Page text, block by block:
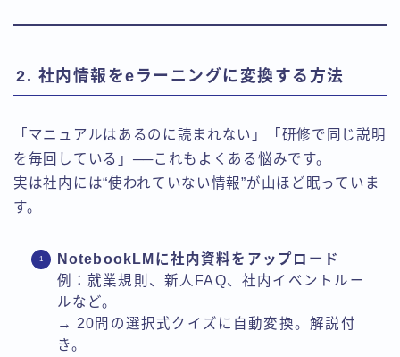
2. 社内情報をeラーニングに変換する方法
「マニュアルはあるのに読まれない」「研修で同じ説明
を毎回している」──これもよくある悩みです。
実は社内には“使われていない情報”が山ほど眠っていま
す。
NotebookLMに社内資料をアップロード
例：就業規則、新人FAQ、社内イベントルー
ルなど。
→ 20問の選択式クイズに自動変換。解説付
き。